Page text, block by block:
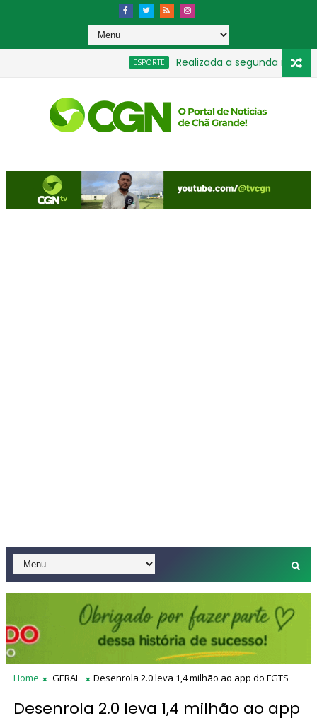
ESPORTE
Realizada a segunda rodada
Home GERAL Desenrola 2.0 leva 1,4 milhão ao app do FGTS
Desenrola 2.0 leva 1,4 milhão ao app